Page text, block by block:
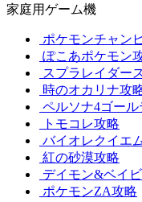
家庭用ゲーム機
ポケモンチャン
ぽこあポケモン
スプラレイダー
時のオカリナ攻
ペルソナ4ゴール
トモコレ攻略
バイオレクイエ
紅の砂漠攻略
デイモン&ベイ
ポケモンZA攻略